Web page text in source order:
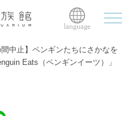
間中止】ペンギンたちにさかなを
Eats（ペンギンイーツ）」